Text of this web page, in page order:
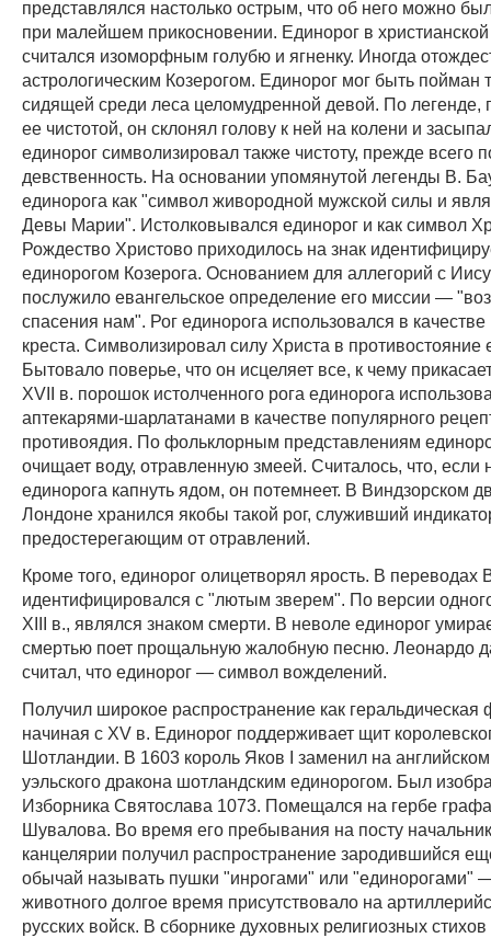
представлялся настолько острым, что об него можно
при малейшем прикосновении. Единорог в
считался изоморфным голубю и ягненку. Иногда
астрологическим Козерогом. Единорог мог быть пойман
сидящей среди леса целомудренной девой. По легенде,
ее чистотой, он склонял голову к ней на колени и
единорог символизировал также чистоту, прежде всего
девственность. На основании упомянутой легенды В.
единорога как "символ живородной мужской силы и
Девы Марии". Истолковывался единорог и как символ
Рождество Христово приходилось на знак
единорогом Козерога. Основанием для аллегорий с
послужило евангельское определение его миссии —
спасения нам". Рог единорога использовался в
креста. Символизировал силу Христа в противостояние
Бытовало поверье, что он исцеляет все, к чему
XVII в. порошок истолченного рога единорога
аптекарями-шарлатанами в качестве популярного
противоядия. По фольклорным представлениям
очищает воду, отравленную змеей. Считалось, что, если
единорога капнуть ядом, он потемнеет. В Виндзорском
Лондоне хранился якобы такой рог, служивший
предостерегающим от отравлений.
Кроме того, единорог олицетворял ярость. В переводах
идентифицировался с "лютым зверем". По версии
XIII в., являлся знаком смерти. В неволе единорог
смертью поет прощальную жалобную песню. Леонардо
считал, что единорог — символ вожделений.
Получил широкое распространение как геральдическая
начиная с XV в. Единорог поддерживает щит
Шотландии. В 1603 король Яков I заменил на
уэльского дракона шотландским единорогом. Был
Изборника Святослава 1073. Помещался на гербе
Шувалова. Во время его пребывания на посту
канцелярии получил распространение зародившийся
обычай называть пушки "инрогами" или "единорогами"
животного долгое время присутствовало на
русских войск. В сборнике духовных религиозных